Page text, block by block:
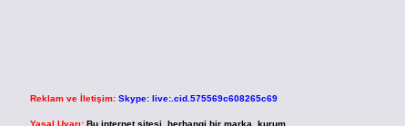
Reklam ve İletişim: Skype: live:.cid.575569c608265c69